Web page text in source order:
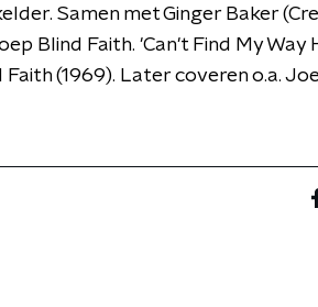
Samen met Ginger Baker
Blind Faith. 'Can't Find My Way
(1969). Later coveren o.a.